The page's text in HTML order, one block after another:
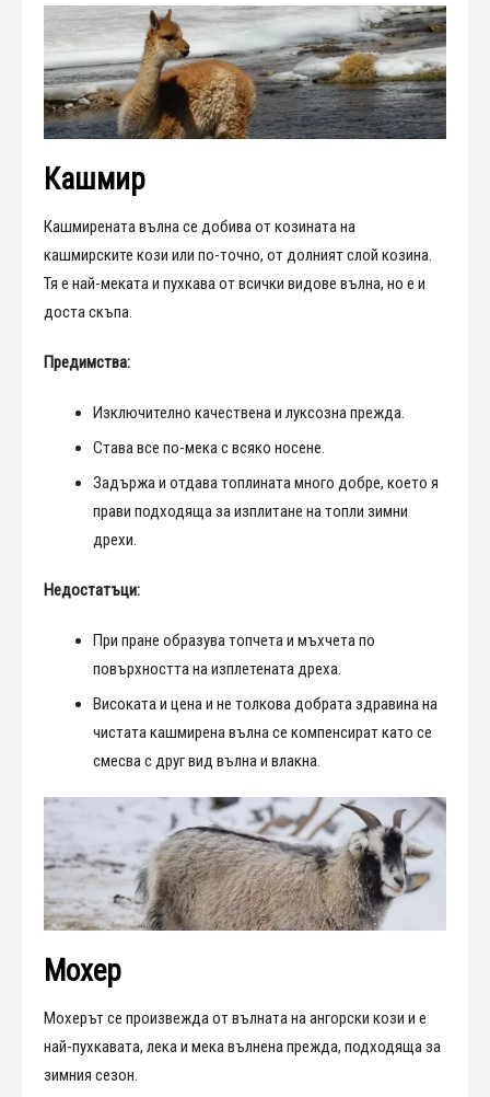
Кашмир
Кашмирената вълна се добива от козината на
кашмирските кози или по-точно, от долният слой козина.
Тя е най-меката и пухкава от всички видове вълна, но е и
доста скъпа.
Предимства:
Изключително качествена и луксозна прежда.
Става все по-мека с всяко носене.
Задържа и отдава топлината много добре, което я
прави подходяща за изплитане на топли зимни
дрехи.
Недостатъци:
При пране образува топчета и мъхчета по
повърхността на изплетената дреха.
Високата и цена и не толкова добрата здравина на
чистата кашмирена вълна се компенсират като се
смесва с друг вид вълна и влакна.
Мохер
Мохерът се произвежда от вълната на ангорски кози и е
най-пухкавата, лека и мека вълнена прежда, подходяща за
зимния сезон.